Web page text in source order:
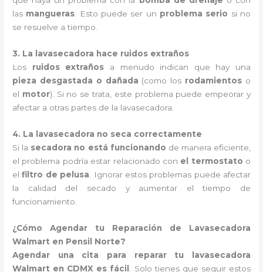
las mangueras . Esto puede ser un problema serio si no
se resuelve a tiempo.
3. La lavasecadora hace ruidos extraños
Los ruidos extraños a menudo indican que hay una
pieza desgastada o dañada (como los rodamientos o
el motor). Si no se trata, este problema puede empeorar y
afectar a otras partes de la lavasecadora.
4. La lavasecadora no seca correctamente
Si la secadora no está funcionando de manera eficiente,
el problema podría estar relacionado con el termostato o
elfiltro de pelusa . Ignorar estos problemas puede afectar
la calidad del secado y aumentar el tiempo de
funcionamiento.
¿Cómo Agendar tu Reparación de Lavasecadora
Walmart en Pensil Norte?
Agendar una cita para reparar tu lavasecadora
Walmart en CDMX es fácil
. Solo tienes que seguir estos